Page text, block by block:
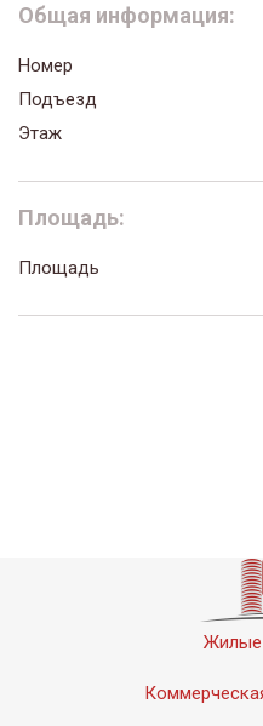
Общая информация:
Номер
Подъезд
Этаж
Площадь:
Площадь
Жилые